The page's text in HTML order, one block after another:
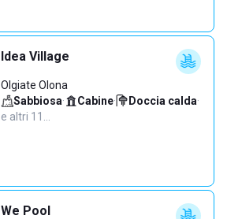
Idea Village
Olgiate Olona
Sabbiosa· Cabine· Doccia calda·
e altri 11…
We Pool